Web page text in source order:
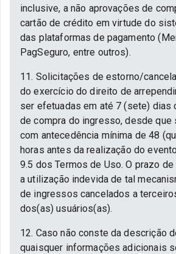
inclusive, a não aprovações de
cartão de crédito em virtude do
das plataformas de pagamento
PagSeguro, entre outros).
11. Solicitações de estorno/
do exercício do direito de
ser efetuadas em até 7 (sete) dias
de compra do ingresso, desde que
com antecedência mínima de 48
horas antes da realização do
9.5 dos Termos de Uso. O prazo
a utilização indevida de tal
de ingressos cancelados a
dos(as) usuários(as).
12. Caso não conste da descrição
quaisquer informações adicionais